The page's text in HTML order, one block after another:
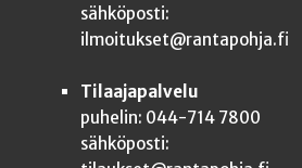
sähköposti:
ilmoitukset@rantapohja.fi
Tilaajapalvelu
puhelin: 044-714 7800
sähköposti: